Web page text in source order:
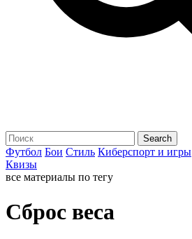
Футбол Бои Стиль Киберспорт и игры
Квизы
все материалы по тегу
Сброс веса